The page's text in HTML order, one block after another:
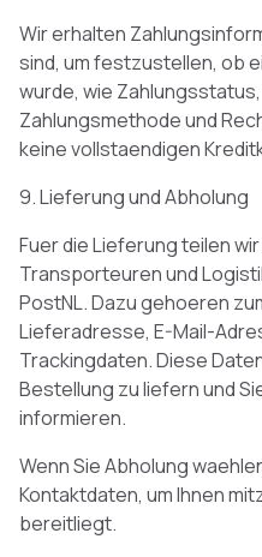
Wir erhalten
sind, um festzustellen, ob
wurde, wie
Zahlungsmethode und
keine vollstaendigen
9. Lieferung und Abholung
Fuer die Lieferung teilen
Transporteuren und
PostNL. Dazu gehoeren
Lieferadresse, E-Mail-
Trackingdaten. Diese
Bestellung zu liefern und
informieren.
Wenn Sie Abholung
Kontaktdaten, um Ihnen
bereitliegt.